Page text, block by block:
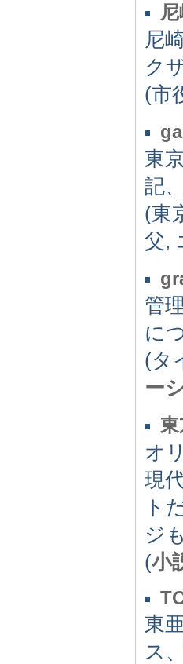
尼
ク
(市
東
記
(東
父,
管
に
(タ
ー
オ
現
ト
ジ
(小
東
ス